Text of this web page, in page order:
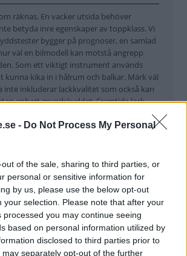
- Do Not Process My Personal
of the sale, sharing to third parties, or
personal or sensitive information for
by us, please use the below opt-out
your selection. Please note that after your
processed you may continue seeing
based on personal information utilized by
disclosed to third parties prior to
separately opt-out of the further
räknas. En vacker utsida behöver
betyda inre egenskaper av toppklass. Vi
bygger på prognoser, en samlad
väl en bilmodell kan motstå angrepp
Som ett viktigt instrument används
kika in i hålrum och balkar. Märk väl
inte inkluderar lackkvalitet som också kan
enbart grundskyddet. Framtida lack-
uppföljningar efter några år visar på annat
BEDÖMNINGEN:T
av aluminium och karossdelar av
ger plus i kanten. Så länge materialet
stål finns alltid rostrisk. Aluminium kan vid
ge så kallad vitrost.